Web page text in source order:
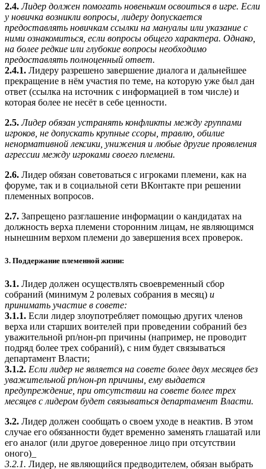
2.4. Лидер должен помогать новеньким освоиться в игре. Если
у новичка возникли вопросы, лидеру допускается
предоставлять новичкам ссылки на мануалы или указание с
ними ознакомиться, если вопросы общего характера. Однако,
на более редкие или глубокие вопросы необходимо
предоставлять полноценный ответ.
2.4.1. Лидеру разрешено завершение диалога и дальнейшее
прекращение в нём участия по теме, на которую уже был дан
ответ (ссылка на источник с информацией в том числе) и
которая более не несёт в себе ценности.
2.5. Лидер обязан устранять конфликты между группами
игроков, не допускать крупные ссоры, травлю, обилие
ненормативной лексики, унижения и любые другие проявления
агрессии между игроками своего племени.
2.6. Лидер обязан советоваться с игроками племени, как на
форуме, так и в социальной сети ВКонтакте при решении
племенных вопросов.
2.7. Запрещено разглашение информации о кандидатах на
должность верха племени сторонним лицам, не являющимся
нынешним верхом племени до завершения всех проверок.
3. Поддержание племенной жизни:
3.1. Лидер должен осуществлять своевременный сбор
собраний (минимум 2 ролевых собрания в месяц) и
принимать участие в совете:
3.1.1. Если лидер злоупотребляет помощью других членов
верха или старших воителей при проведении собраний без
уважительной рп/нон-рп причины (например, не проводит
подряд более трех собраний), с ним будет связываться
департамент Власти;
3.1.2. Если лидер не является на совете более двух месяцев без
уважительной рп/нон-рп причины, ему выдается
предупреждение, при отсутствии на совете более трех
месяцев с лидером будет связываться департамент Власти.
3.2. Лидер должен сообщать о своем уходе в неактив. В этом
случае его обязанности будет временно заменять глашатай или
его аналог (или другое доверенное лицо при отсутствии
оного)_
3.2.1. Лидер, не являющийся предводителем, обязан выбрать